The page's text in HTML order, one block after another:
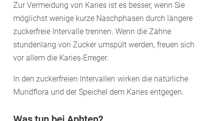
Zur Vermeidung von Karies ist es besser, wenn Sie
möglichst wenige kurze Naschphasen durch längere
zuckerfreie Intervalle trennen. Wenn die Zähne
stundenlang von Zucker umspült werden, freuen sich
vor allem die Karies-Erreger.
In den zuckerfreien Intervallen wirken die natürliche
Mundflora und der Speichel dem Karies entgegen.